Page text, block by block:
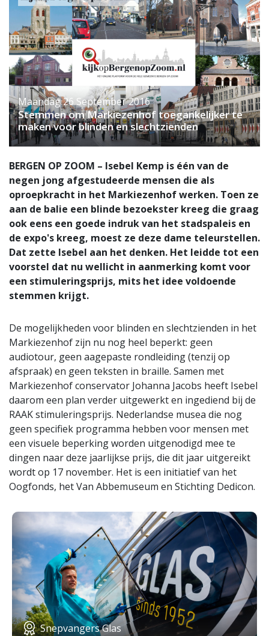
Maandag 26 September 2016
Stemmen om Markiezenhof toegankelijker te
maken voor blinden en slechtzienden
BERGEN OP ZOOM – Isebel Kemp is één van de
negen jong afgestudeerde mensen die als
oproepkracht in het Markiezenhof werken. Toen ze
aan de balie een blinde bezoekster kreeg die graag
ook eens een goede indruk van het stadspaleis en
de expo's kreeg, moest ze deze dame teleurstellen.
Dat zette Isebel aan het denken. Het leidde tot een
voorstel dat nu wellicht in aanmerking komt voor
een stimuleringsprijs, mits het idee voldoende
stemmen krijgt.
De mogelijkheden voor blinden en slechtzienden in het
Markiezenhof zijn nu nog heel beperkt: geen
audiotour, geen aagepaste rondleiding (tenzij op
afspraak) en geen teksten in braille. Samen met
Markiezenhof conservator Johanna Jacobs heeft Isebel
daarom een plan verder uitgewerkt en ingediend bij de
RAAK stimuleringsprijs. Nederlandse musea die nog
geen specifiek programma hebben voor mensen met
een visuele beperking worden uitgenodigd mee te
dingen naar deze jaarlijkse prijs, die dit jaar uitgereikt
wordt op 17 november. Het is een initiatief van het
Oogfonds, het Van Abbemuseum en Stichting Dedicon.
Snepvangers Glas